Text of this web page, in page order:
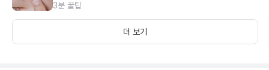
3분 꿀팁
더 보기